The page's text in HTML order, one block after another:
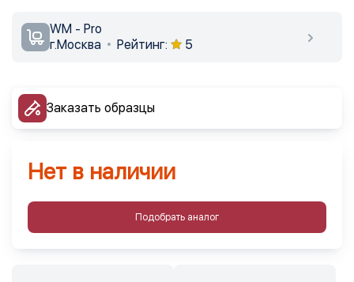
WM - Pro
г.Москва
Рейтинг: 5
Заказать образцы
Нет в наличии
Подобрать аналог